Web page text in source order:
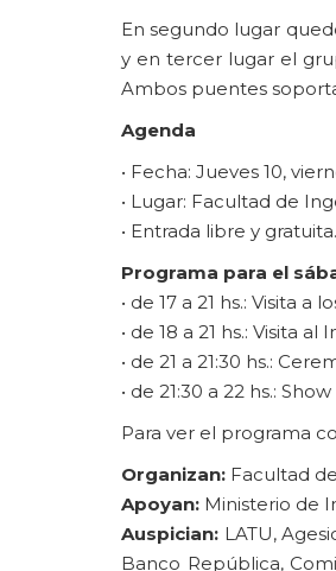
En segundo lugar
y en tercer lugar el
Ambos puentes
Agenda
• Fecha: Jueves 10,
• Lugar: Facultad de
• Entrada libre y gratuita.
Programa para el
• de 17 a 21 hs.: Visita a
• de 18 a 21 hs.: Visita
• de 21 a 21:30 hs.:
• de 21:30 a 22 hs.:
Para ver el programa
Organizan: Facultad
Apoyan: Ministerio de
Auspician: LATU,
Banco República,